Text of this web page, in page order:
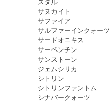
スタル
サヌカイト
サファイア
サルファーインクォーツ
サードオニキス
サーペンチン
サンストーン
ジェムシリカ
シトリン
シトリンファントム
シナバークォーツ